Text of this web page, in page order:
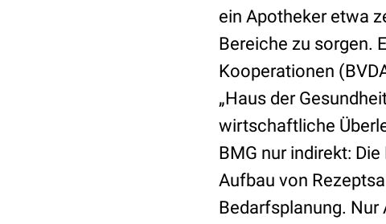
ein Apotheker etwa
Bereiche zu sorgen.
Kooperationen
„Haus der
wirtschaftliche
BMG nur indirekt:
Aufbau von
Bedarfsplanung. Nur